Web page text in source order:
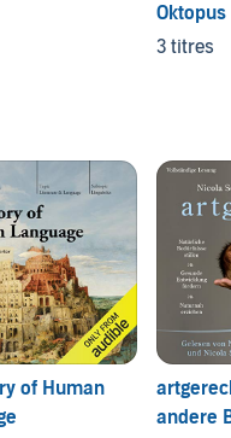
Oktopus
3 titres
of Human
andere